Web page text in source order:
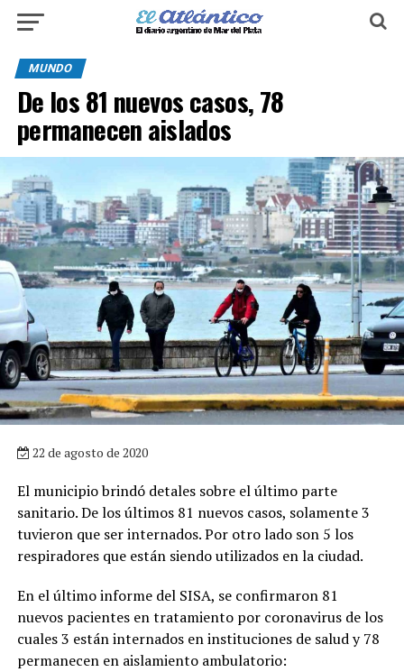
MUNDO
De los 81 nuevos casos, 78
permanecen aislados
22 de agosto de 2020
El municipio brindó detales sobre el último parte
sanitario. De los últimos 81 nuevos casos, solamente 3
tuvieron que ser internados. Por otro lado son 5 los
respiradores que están siendo utilizados en la ciudad.
En el último informe del SISA, se confirmaron 81
nuevos pacientes en tratamiento por coronavirus de los
cuales 3 están internados en instituciones de salud y 78
permanecen en aislamiento ambulatorio: